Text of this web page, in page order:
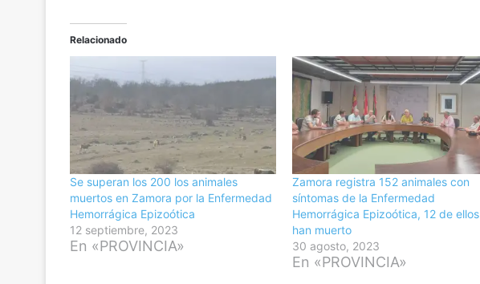
Relacionado
Se superan los 200 los animales
muertos en Zamora por la Enfermedad
Hemorrágica Epizoótica
12 septiembre, 2023
En «PROVINCIA»
Zamora registra 152 animales con
síntomas de la Enfermedad
Hemorrágica Epizoótica, 12 de ellos
han muerto
30 agosto, 2023
En «PROVINCIA»